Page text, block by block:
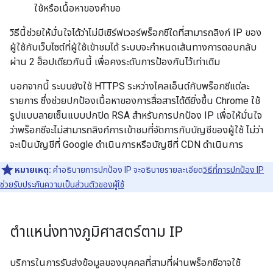
ใช้หรือเนื้อหาของคำขอ
วิธีนี้ช่วยให้มั่นใจได้ว่าไม่มีเซิร์ฟเวอร์พร็อกซีใดที่สามารถลิงก์ IP ของ
ผู้ใช้กับเว็บไซต์ที่ผู้ใช้เข้าชมได้ ระบบจะกำหนดเส้นทางการตอบกลับ
ผ่าน 2 ฮ็อปเดียวกันนี้ เพื่อคงระดับการป้องกันไว้เท่าเดิม
นอกจากนี้ ระบบยังใช้ HTTPS ระหว่างไคลเอ็นต์กับพร็อกซีแต่ละ
รายการ ซึ่งช่วยปกป้องเนื้อหาของการสื่อสารได้ดียิ่งขึ้น Chrome ใช้
รูปแบบลายเซ็นแบบปกปิด RSA สำหรับการปกป้อง IP เพื่อให้มั่นใจ
ว่าพร็อกซีจะไม่สามารถลิงก์การเข้าชมที่จัดการกับบัญชีของผู้ใช้ ไม่ว่า
จะเป็นบัญชีที่ Google ดำเนินการหรือบัญชีที่ CDN ดำเนินการ
หมายเหตุ: คำอธิบายการปกป้อง IP จะอธิบายรายละเอียดวิธีที่การปกป้อง IP
ช่วยรับประกันความเป็นส่วนตัวของผู้ใช้
ตำแหน่งทางภูมิศาสตร์ตาม IP
บริการในการรับส่งข้อมูลของบุคคลที่สามที่ผ่านพร็อกซีอาจใช้